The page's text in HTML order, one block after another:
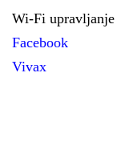
Wi-Fi upravljanje
Facebook
Vivax